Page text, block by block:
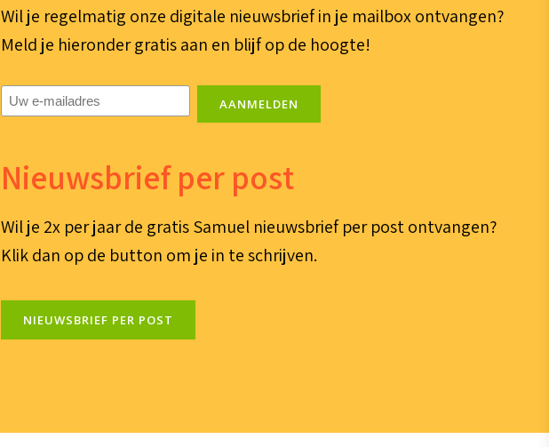
Wil je regelmatig onze digitale nieuwsbrief in je mailbox ontvangen?
Meld je hieronder gratis aan en blijf op de hoogte!
E-
mailadres(Vereist)
AANMELDEN
Nieuwsbrief per post
Wil je 2x per jaar de gratis Samuel nieuwsbrief per post ontvangen?
Klik dan op de button om je in te schrijven.
NIEUWSBRIEF PER POST